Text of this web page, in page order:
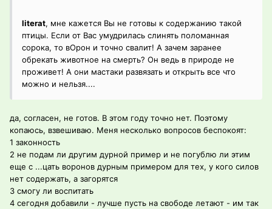
literat, мне кажется Вы не готовы к содержанию такой
птицы. Если от Вас умудрилась слинять поломанная
сорока, то вОрон и точно свалит! А зачем заранее
обрекать животное на смерть? Он ведь в природе не
проживет! А они мастаки развязать и открыть все что
можно и нельзя....
да, согласен, не готов. В этом году точно нет. Поэтому
копаюсь, взвешиваю. Меня несколько вопросов беспокоят:
1 законность
2 не подам ли другим дурной пример и не погублю ли этим
еще с ...цать воронов дурным примером для тех, у кого силов
нет содержать, а загорятся
3 смогу ли воспитать
4 сегодня добавили - лучше пусть на свободе летают - им так